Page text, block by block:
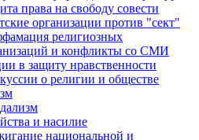
права на свободу совести
организации против "сект"
религиозных
и конфликты со СМИ
в защиту нравственности
о религии и обществе
и насилие
национальной и